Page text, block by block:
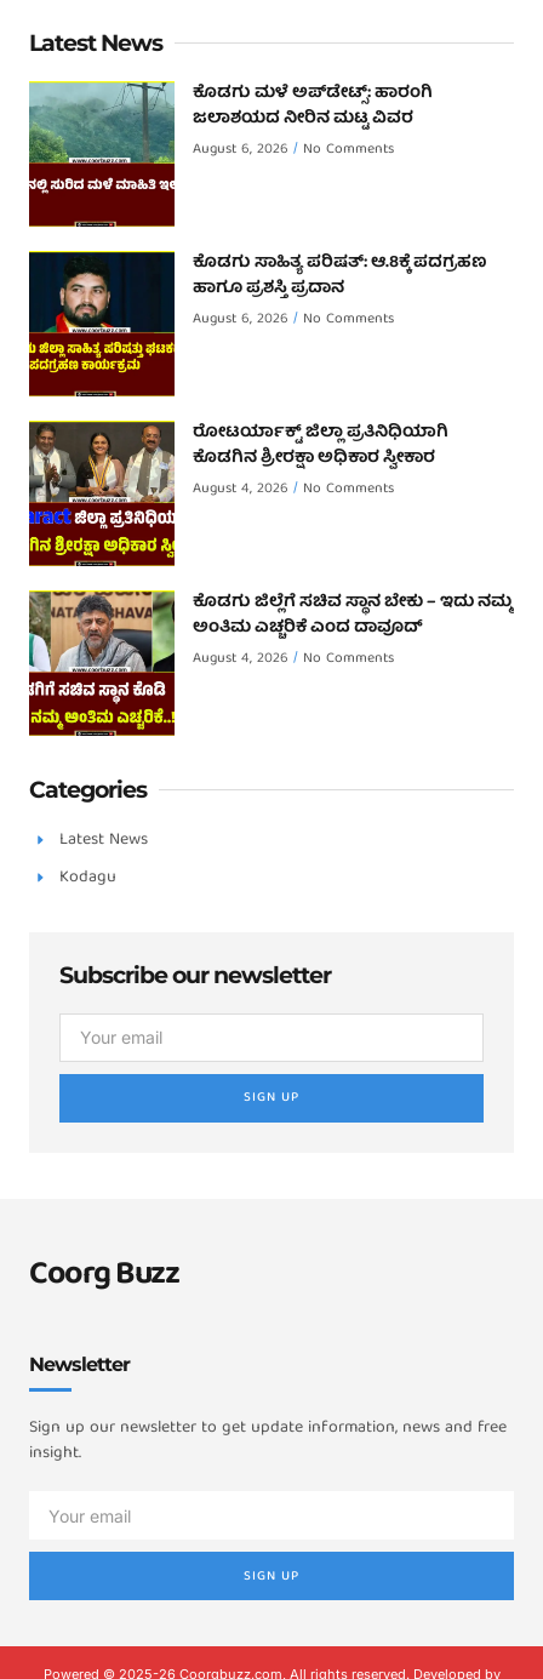
Latest News
ಕೊಡಗು ಮಳೆ ಅಪ್‌ಡೇಟ್ಸ್: ಹಾರಂಗಿ
ಜಲಾಶಯದ ನೀರಿನ ಮಟ್ಟ ವಿವರ
August 6, 2026 No Comments
ಕೊಡಗು ಸಾಹಿತ್ಯ ಪರಿಷತ್: ಆ.8ಕ್ಕೆ ಪದಗ್ರಹಣ
ಹಾಗೂ ಪ್ರಶಸ್ತಿ ಪ್ರದಾನ
August 6, 2026 No Comments
ರೋಟರ್ಯಾಕ್ಟ್ ಜಿಲ್ಲಾ ಪ್ರತಿನಿಧಿಯಾಗಿ
ಕೊಡಗಿನ ಶ್ರೀರಕ್ಷಾ ಅಧಿಕಾರ ಸ್ವೀಕಾರ
August 4, 2026 No Comments
ಕೊಡಗು ಜಿಲ್ಲೆಗೆ ಸಚಿವ ಸ್ಥಾನ ಬೇಕು – ಇದು ನಮ್ಮ
ಅಂತಿಮ ಎಚ್ಚರಿಕೆ ಎಂದ ದಾವೂದ್ ‌
August 4, 2026 No Comments
Categories
Latest News
Kodagu
Subscribe our newsletter
SIGN UP
Coorg Buzz
Newsletter
Sign up our newsletter to get update information, news and free
insight.
SIGN UP
Powered © 2025-26 Coorgbuzz.com, All rights reserved. Developed by